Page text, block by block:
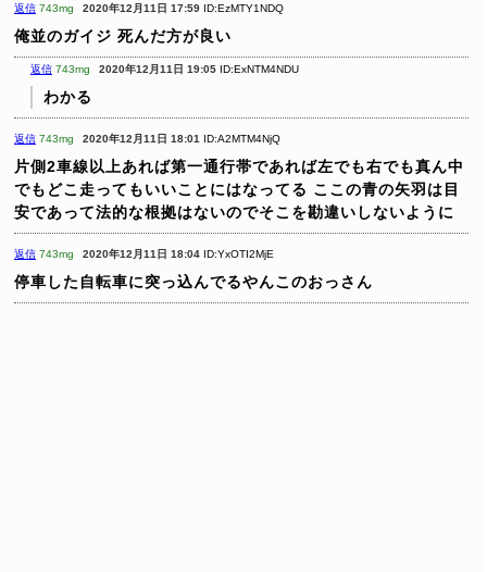
返信 743mg 2020年12月11日 17:59 ID:EzMTY1NDQ
俺並のガイジ 死んだ方が良い
返信 743mg 2020年12月11日 19:05 ID:ExNTM4NDU
わかる
返信 743mg 2020年12月11日 18:01 ID:A2MTM4NjQ
片側2車線以上あれば第一通行帯であれば左でも右でも真ん中
でもどこ走ってもいいことにはなってる ここの青の矢羽は目
安であって法的な根拠はないのでそこを勘違いしないように
返信 743mg 2020年12月11日 18:04 ID:YxOTI2MjE
停車した自転車に突っ込んでるやんこのおっさん